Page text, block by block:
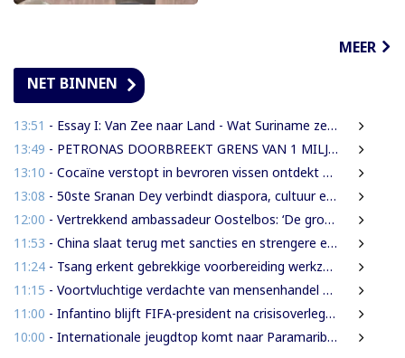
MEER
NET BINNEN
13:51 - Essay I: Van Zee naar Land - Wat Suriname zelf moet weten over de Nieuwe Raffinaderij en Gas-to-Shore
13:49 - PETRONAS DOORBREEKT GRENS VAN 1 MILJARD VATEN IN BLOK 52 | WAT BETEKENT DEZE MIJLPAAL VOOR DE SURINAAMSE ECONOMIE?
13:10 - Cocaïne verstopt in bevroren vissen ontdekt bij douanecontrole
13:08 - 50ste Sranan Dey verbindt diaspora, cultuur en ondernemerschap in New York
12:00 - Vertrekkend ambassadeur Oostelbos: ‘De grootste rijkdom van Suriname zijn de mensen’
11:53 - China slaat terug met sancties en strengere exportregels in handelsconflict met VS
11:24 - Tsang erkent gebrekkige voorbereiding werkzaamheden Domineestraat
11:15 - Voortvluchtige verdachte van mensenhandel uitgeleverd door Guyana
11:00 - Infantino blijft FIFA-president na crisisoverleg en biedt excuses aan
10:00 - Internationale jeugdtop komt naar Paramaribo voor BAITALI COTECC U14 Tennis Cup